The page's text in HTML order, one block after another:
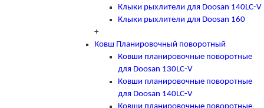
Клыки рыхлители для Doosan 140LC-V
Клыки рыхлители для Doosan 160
+
Ковш Планировочный поворотный
Ковши планировочные поворотные
для Doosan 130LC-V
Ковши планировочные поворотные
для Doosan 140LC-V